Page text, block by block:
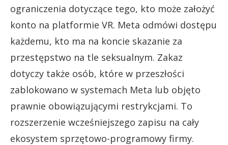
ograniczenia dotyczące tego, kto może założyć
konto na platformie VR. Meta odmówi dostępu
każdemu, kto ma na koncie skazanie za
przestępstwo na tle seksualnym. Zakaz
dotyczy także osób, które w przeszłości
zablokowano w systemach Meta lub objęto
prawnie obowiązującymi restrykcjami. To
rozszerzenie wcześniejszego zapisu na cały
ekosystem sprzętowo-programowy firmy.